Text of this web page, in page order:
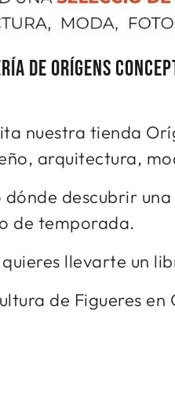
DE ORÍGENS
nuestra tienda
arquitectura,
descubrir
de temporada.
llevarte un
de Figueres en